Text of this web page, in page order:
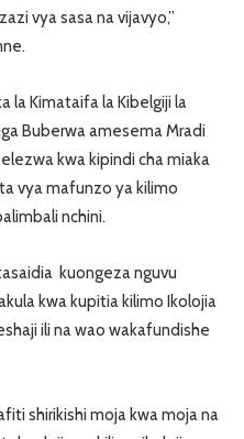
vya sasa na vijavyo,”
la Kimataifa la Kibelgiji la
Buberwa amesema Mradi
kwa kipindi cha miaka
vya mafunzo ya kilimo
nchini.
kuongeza nguvu
kwa kupitia kilimo Ikolojia
ili na wao wakafundishe
shirikishi moja kwa moja na